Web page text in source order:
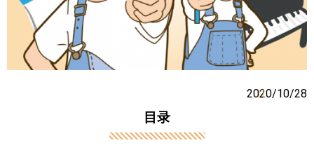
2020/10/28
目录